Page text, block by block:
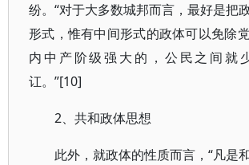
纷。“对于大多数城邦而言，最好是把
形式，惟有中间形式的政体可以免除
内中产阶级强大的，公民之间就
讧。”[10]
2、共和政体思想
此外，就政体的性质而言，“凡是